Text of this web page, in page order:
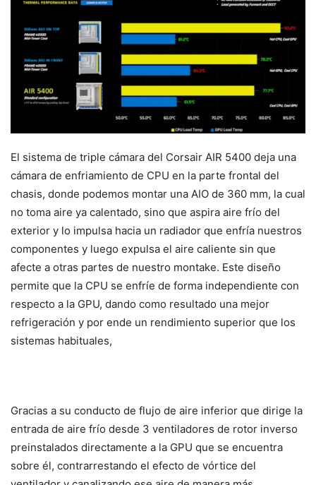
El sistema de triple cámara del Corsair AIR 5400 deja una
cámara de enfriamiento de CPU en la parte frontal del
chasis, donde podemos montar una AIO de 360 mm, la cual
no toma aire ya calentado, sino que aspira aire frío del
exterior y lo impulsa hacia un radiador que enfría nuestros
componentes y luego expulsa el aire caliente sin que
afecte a otras partes de nuestro montake. Este diseño
permite que la CPU se enfríe de forma independiente con
respecto a la GPU, dando como resultado una mejor
refrigeración y por ende un rendimiento superior que los
sistemas habituales,
Gracias a su conducto de flujo de aire inferior que dirige la
entrada de aire frío desde 3 ventiladores de rotor inverso
preinstalados directamente a la GPU que se encuentra
sobre él, contrarrestando el efecto de vórtice del